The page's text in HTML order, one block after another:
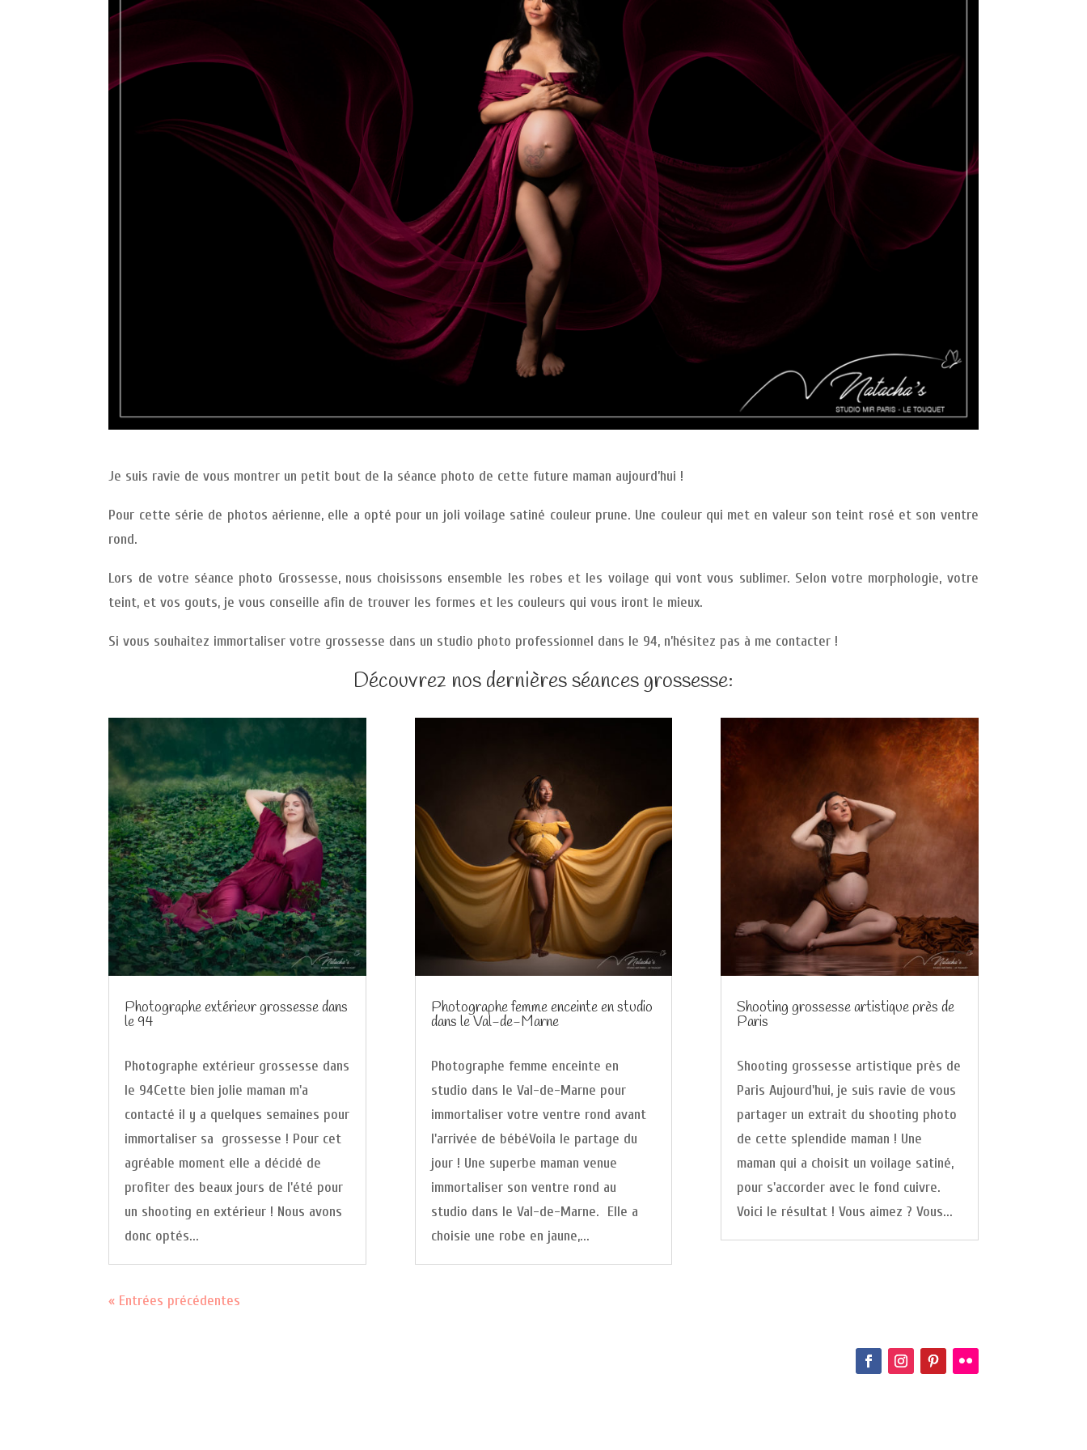
Je suis ravie de vous montrer un petit bout de la séance photo de cette future maman aujourd’hui !
Pour cette série de photos aérienne, elle a opté pour un joli voilage satiné couleur prune. Une couleur qui met en valeur son teint rosé et son ventre
rond.
Lors de votre séance photo Grossesse, nous choisissons ensemble les robes et les voilage qui vont vous sublimer. Selon votre morphologie, votre
teint, et vos gouts, je vous conseille afin de trouver les formes et les couleurs qui vous iront le mieux.
Si vous souhaitez immortaliser votre grossesse dans un studio photo professionnel dans le 94, n’hésitez pas à me contacter !
Découvrez nos dernières séances grossesse:
Photographe extérieur grossesse dans
le 94
Photographe extérieur grossesse dans
le 94Cette bien jolie maman m'a
contacté il y a quelques semaines pour
immortaliser sa grossesse ! Pour cet
agréable moment elle a décidé de
profiter des beaux jours de l'été pour
un shooting en extérieur ! Nous avons
donc optés...
Photographe femme enceinte en studio
dans le Val-de-Marne
Photographe femme enceinte en
studio dans le Val-de-Marne pour
immortaliser votre ventre rond avant
l'arrivée de bébéVoila le partage du
jour ! Une superbe maman venue
immortaliser son ventre rond au
studio dans le Val-de-Marne. Elle a
choisie une robe en jaune,...
Shooting grossesse artistique près de
Paris
Shooting grossesse artistique près de
Paris Aujourd'hui, je suis ravie de vous
partager un extrait du shooting photo
de cette splendide maman ! Une
maman qui a choisit un voilage satiné,
pour s'accorder avec le fond cuivre.
Voici le résultat ! Vous aimez ? Vous...
« Entrées précédentes